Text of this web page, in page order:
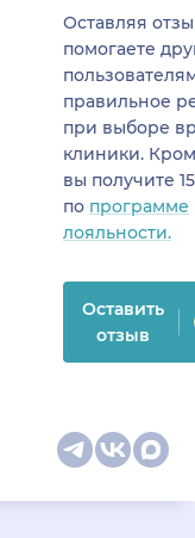
Оставляя
помогаете
правильное
при выборе
клиники.
вы получите
по программе
лояльности.
Оставить
отзыв